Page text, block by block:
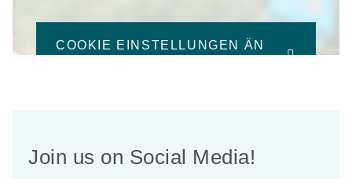
COOKIE EINSTELLUNGEN ÄN
Join us on Social Media!